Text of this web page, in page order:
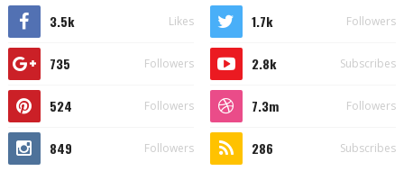
3.5k Likes 1.7k Followers
735 Followers 2.8k Subscribes
524 Followers 7.3m Followers
849 Followers 286 Subscribes